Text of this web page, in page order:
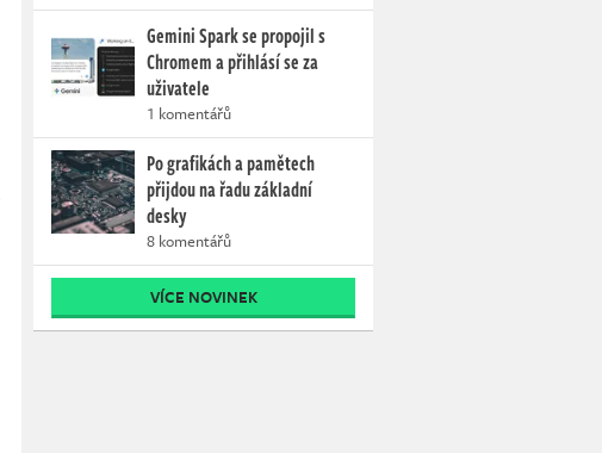
Gemini Spark se propojil s
Chromem a přihlásí se za
uživatele
1 komentářů
Po grafikách a pamětech
přijdou na řadu základní
desky
8 komentářů
VÍCE NOVINEK